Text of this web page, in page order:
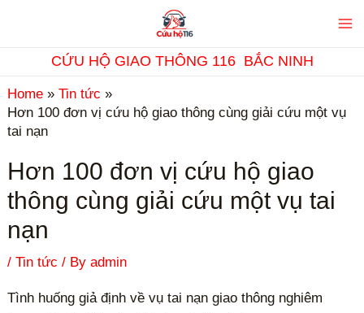
CỨU HỘ GIAO THÔNG 116 BẮC NINH
Home
Tin tức
Hơn 100 đơn vị cứu hộ giao thông cùng giải cứu một vụ
tai nạn
Hơn 100 đơn vị cứu hộ giao
thông cùng giải cứu một vụ tai
nạn
/Tin tức / Byadmin
Tình huống giả định về vụ tai nạn giao thông nghiêm